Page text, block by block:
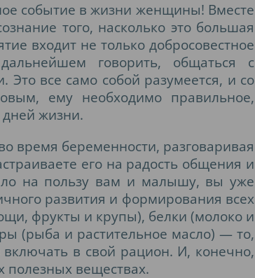
событие в жизни женщины! Вместе
того, насколько это большая
входит не только добросовестное
говорить, общаться с
все само собой разумеется, и со
ему необходимо правильное,
жизни.
время беременности, разговаривая
его на радость общения и
на пользу вам и малышу, вы уже
развития и формирования всех
фрукты и крупы), белки (молоко и
(рыба и растительное масло) — то,
в свой рацион. И, конечно,
полезных веществах.